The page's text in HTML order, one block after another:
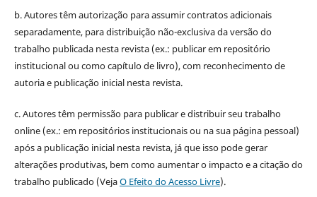
b. Autores têm autorização para assumir contratos adicionais
separadamente, para distribuição não-exclusiva da versão do
trabalho publicada nesta revista (ex.: publicar em repositório
institucional ou como capítulo de livro), com reconhecimento de
autoria e publicação inicial nesta revista.
c. Autores têm permissão para publicar e distribuir seu trabalho
online (ex.: em repositórios institucionais ou na sua página pessoal)
após a publicação inicial nesta revista, já que isso pode gerar
alterações produtivas, bem como aumentar o impacto e a citação do
trabalho publicado (VejaO Efeito do Acesso Livre).